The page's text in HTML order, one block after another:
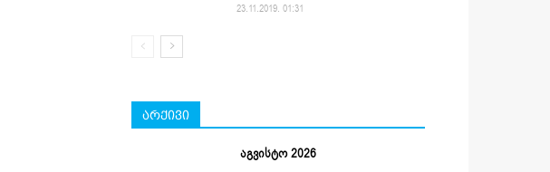
23.11.2019. 01:31
არქივი
აგვისტო 2026